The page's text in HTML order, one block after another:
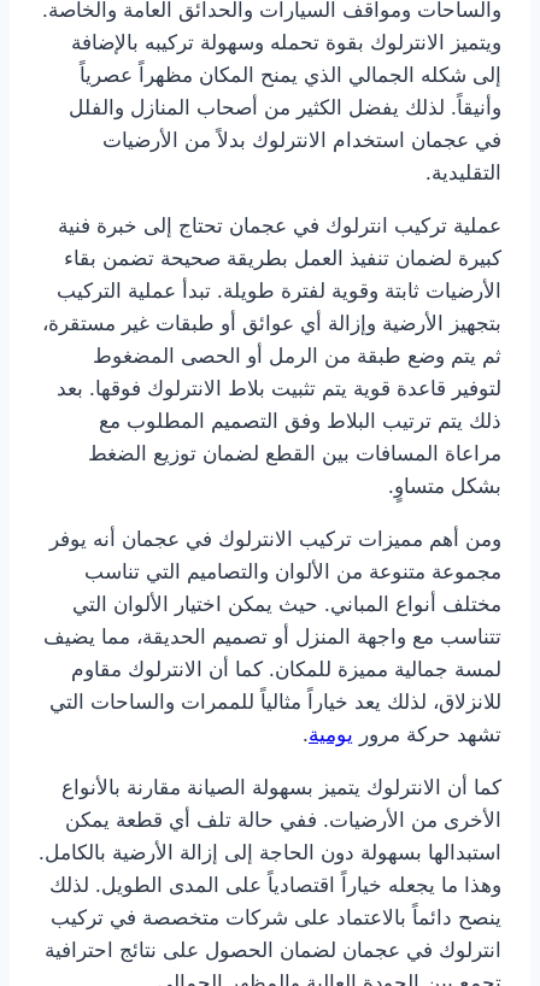
والساحات ومواقف السيارات والحدائق العامة والخاصة.
ويتميز الانترلوك بقوة تحمله وسهولة تركيبه بالإضافة
إلى شكله الجمالي الذي يمنح المكان مظهراً عصرياً
وأنيقاً. لذلك يفضل الكثير من أصحاب المنازل والفلل
في عجمان استخدام الانترلوك بدلاً من الأرضيات
التقليدية.
عملية تركيب انترلوك في عجمان تحتاج إلى خبرة فنية
كبيرة لضمان تنفيذ العمل بطريقة صحيحة تضمن بقاء
الأرضيات ثابتة وقوية لفترة طويلة. تبدأ عملية التركيب
بتجهيز الأرضية وإزالة أي عوائق أو طبقات غير مستقرة،
ثم يتم وضع طبقة من الرمل أو الحصى المضغوط
لتوفير قاعدة قوية يتم تثبيت بلاط الانترلوك فوقها. بعد
ذلك يتم ترتيب البلاط وفق التصميم المطلوب مع
مراعاة المسافات بين القطع لضمان توزيع الضغط
بشكل متساوٍ.
ومن أهم مميزات تركيب الانترلوك في عجمان أنه يوفر
مجموعة متنوعة من الألوان والتصاميم التي تناسب
مختلف أنواع المباني. حيث يمكن اختيار الألوان التي
تتناسب مع واجهة المنزل أو تصميم الحديقة، مما يضيف
لمسة جمالية مميزة للمكان. كما أن الانترلوك مقاوم
للانزلاق، لذلك يعد خياراً مثالياً للممرات والساحات التي
تشهد حركة مرور يومية.
كما أن الانترلوك يتميز بسهولة الصيانة مقارنة بالأنواع
الأخرى من الأرضيات. ففي حالة تلف أي قطعة يمكن
استبدالها بسهولة دون الحاجة إلى إزالة الأرضية بالكامل.
وهذا ما يجعله خياراً اقتصادياً على المدى الطويل. لذلك
ينصح دائماً بالاعتماد على شركات متخصصة في تركيب
انترلوك في عجمان لضمان الحصول على نتائج احترافية